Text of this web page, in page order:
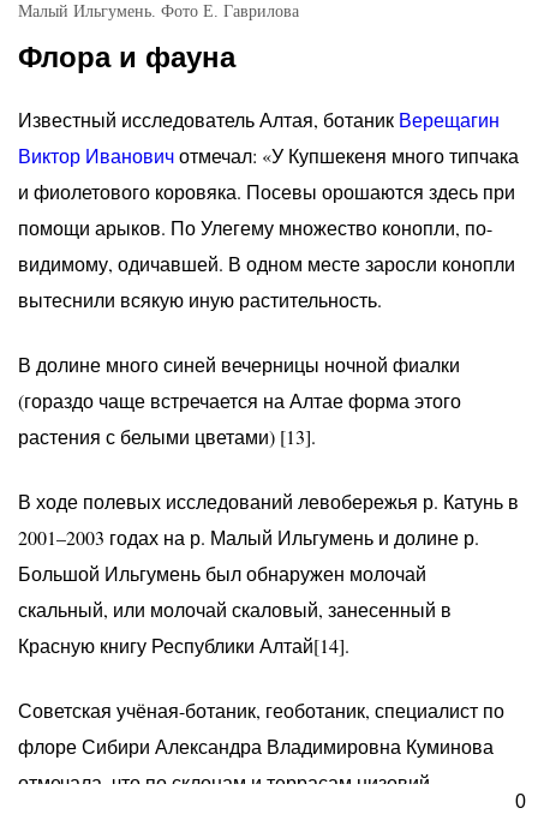
Малый Ильгумень. Фото Е. Гаврилова
Флора и фауна
Известный исследователь Алтая, ботаник Верещагин
Виктор Ивановичотмечал: «У Купшекеня много типчака
и фиолетового коровяка. Посевы орошаются здесь при
помощи арыков. По Улегему множество конопли, по-
видимому, одичавшей. В одном месте заросли конопли
вытеснили всякую иную растительность.
В долине много синей вечерницы ночной фиалки
(гораздо чаще встречается на Алтае форма этого
растения с белыми цветами) [13].
В ходе полевых исследований левобережья р. Катунь в
2001–2003 годах на р. Малый Ильгумень и долине р.
Большой Ильгумень был обнаружен молочай
скальный, или молочай скаловый, занесенный в
Красную книгу Республики Алтай[14].
Советская учёная-ботаник, геоботаник, специалист по
флоре Сибири Александра Владимировна Куминова
отмечала, что по склонам и террасам низовий
0